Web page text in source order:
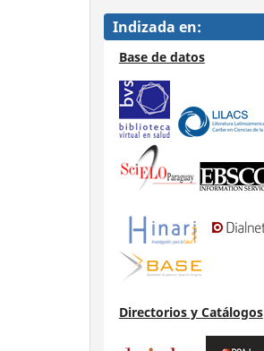
Indizada en:
Base de datos
Directorios y Catálogos